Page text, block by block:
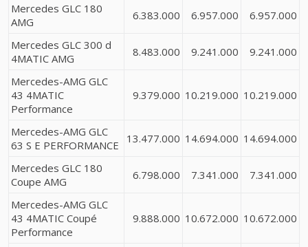
Mercedes GLC 180
AMG
6.383.000 6.957.000 6.957.000
Mercedes GLC 300 d
4MATIC AMG
8.483.000 9.241.000 9.241.000
Mercedes-AMG GLC
43 4MATIC
Performance
9.379.000 10.219.000 10.219.000
Mercedes-AMG GLC
63 S E PERFORMANCE
13.477.000 14.694.000 14.694.000
Mercedes GLC 180
Coupe AMG
6.798.000 7.341.000 7.341.000
Mercedes-AMG GLC
43 4MATIC Coupé
Performance
9.888.000 10.672.000 10.672.000